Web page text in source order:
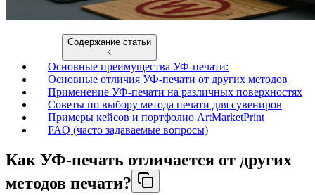
Содержание статьи
Основные преимущества УФ-печати:
Основные отличия УФ-печати от других методов
Применение УФ-печати на различных поверхностях
Советы по выбору метода печати для сувениров
Примеры кейсов и портфолио ArtMarketPrint
FAQ (часто задаваемые вопросы)
Как УФ-печать отличается от других
методов печати?